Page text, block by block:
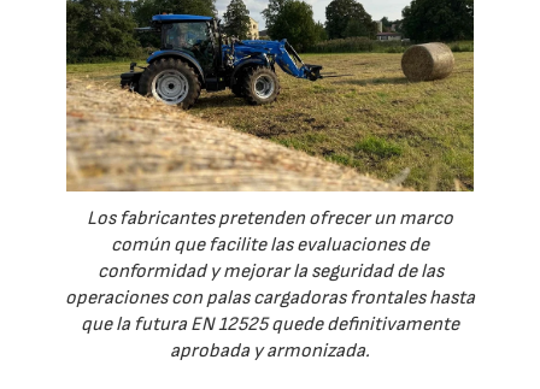
Los fabricantes pretenden ofrecer un marco
común que facilite las evaluaciones de
conformidad y mejorar la seguridad de las
operaciones con palas cargadoras frontales hasta
que la futura EN 12525 quede definitivamente
aprobada y armonizada.